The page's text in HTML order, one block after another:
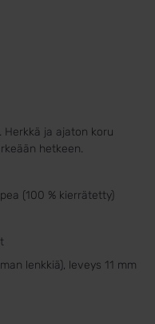
Herkkä ja ajaton koru
hetkeen.
(100 % kierrätetty)
lenkkiä), leveys 11 mm